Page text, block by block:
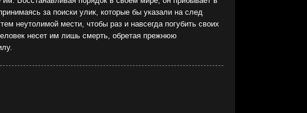
за поиски улик, которые бы указали на след
неутолимой мести, чтобы раз и навсегда погубить своих
несет им лишь смерть, обретая прежнюю